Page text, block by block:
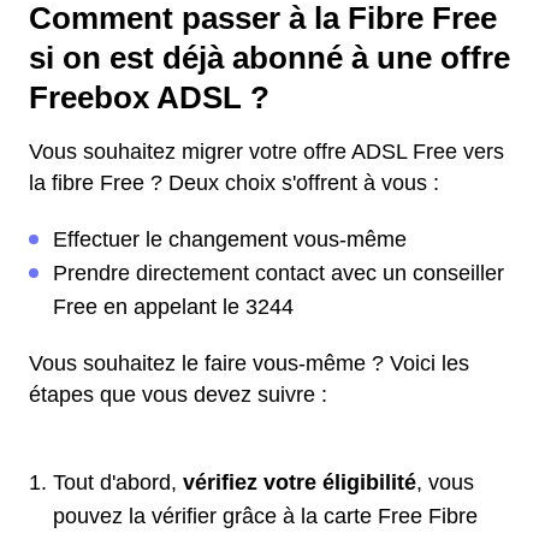
Comment passer à la Fibre Free
si on est déjà abonné à une offre
Freebox ADSL ?
Vous souhaitez migrer votre offre ADSL Free vers
la fibre Free ? Deux choix s'offrent à vous :
Effectuer le changement vous-même
Prendre directement contact avec un conseiller
Free en appelant le 3244
Vous souhaitez le faire vous-même ? Voici les
étapes que vous devez suivre :
Tout d'abord, vérifiez votre éligibilité, vous
pouvez la vérifier grâce à la carte Free Fibre